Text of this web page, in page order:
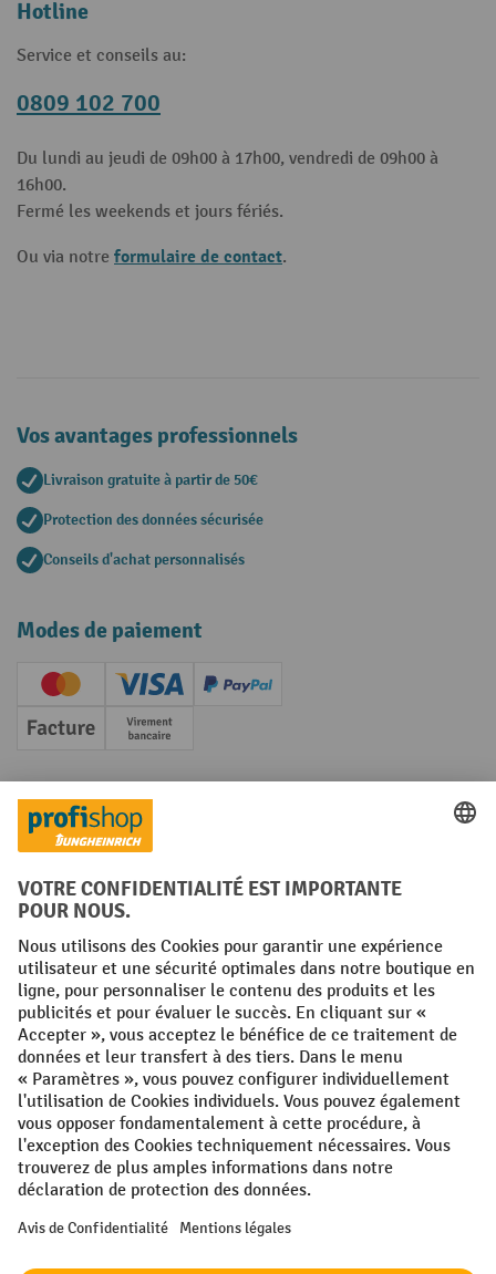
Hotline
Service et conseils au:
0809 102 700
Du lundi au jeudi de 09h00 à 17h00, vendredi de 09h00 à
16h00.
Fermé les weekends et jours fériés.
Ou via notre formulaire de contact.
Vos avantages professionnels
Livraison gratuite à partir de 50€
Protection des données sécurisée
Conseils d'achat personnalisés
Modes de paiement
Creditcard (Master)Creditcard (Visa)
PayPal
Facture Paiement anticipé
Réseaux sociaux
Facebook
YouTube
LinkedInInstagram
Conditions générales Mentions légales
Protection des Données Politique de cookies
All prices excl. VAT plusshipping costsand possible delivery charges,
if not stated otherwise.
¹ La remise est valable jusqu'à épuisement des stocks. La remise ne
s'applique pas aux prix spéciaux. Il n'est pas possible de le combiner
avec d'autres réductions en pourcentage ou bons de réduction. | ² Une
réduction unique est offerte lors de la première inscription à la
toute commande d'un montant net minimum de 250 €. Le pourcentage